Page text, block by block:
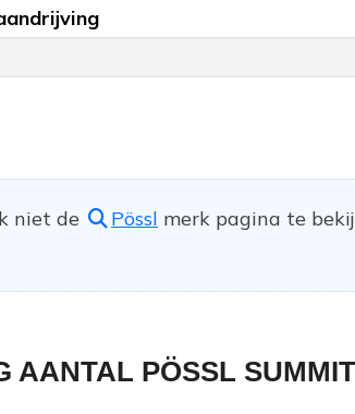
niet de Pössl merk pagina te
AANTAL PÖSSL